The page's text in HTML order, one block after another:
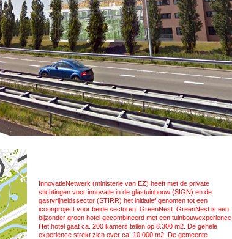
InnovatieNetwerk (ministerie van EZ) heeft met de private
stichtingen voor innovatie in de glastuinbouw (SIGN) en de
gastvrijheidssector (STIRR) het initiatief genomen tot een
icoonproject voor beide sectoren: GreenNest. GreenNest is een
bijzonder groen hotel gecombineerd met een tuinbouwexperience.
Het hotel gaat ca. 200 kamers tellen op 8.300 m2. De gehele
experience strekt zich over ca. 10.000 m2. De gemeente